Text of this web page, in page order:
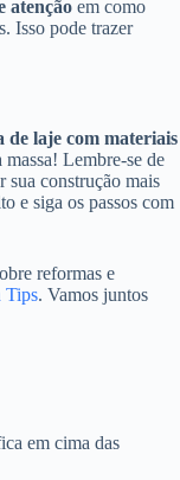
atenção em como
Isso pode trazer
de laje com materiais
Lembre-se de
sua construção mais
e siga os passos com
reformas e
Tips. Vamos juntos
em cima das